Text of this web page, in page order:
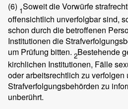
(6) 1Soweit die Vorwürfe
offensichtlich unverfolgbar sind,
schon durch die betroffenen
Institutionen die
um Prüfung bitten. 2Bestehende
kirchlichen Institutionen, Fälle
oder arbeitsrechtlich zu verfolgen
Strafverfolgungsbehörden zu
unberührt.